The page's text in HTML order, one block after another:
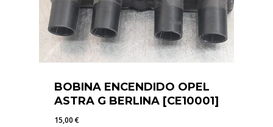
BOBINA ENCENDIDO OPEL
ASTRA G BERLINA [CE10001]
15,00€